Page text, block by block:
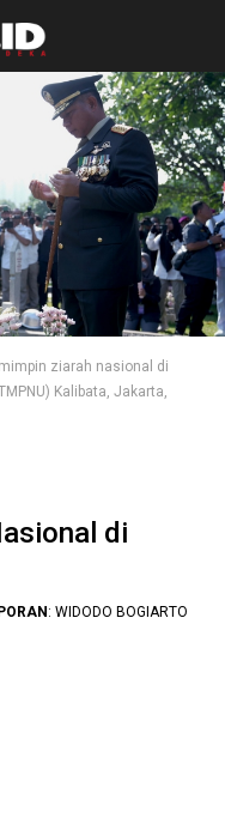
ziarah nasional di
Kalibata, Jakarta,
di
: WIDODO BOGIARTO